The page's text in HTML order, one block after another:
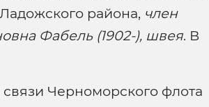
района, член
Фабель (1902-), швея. В
Черноморского флота